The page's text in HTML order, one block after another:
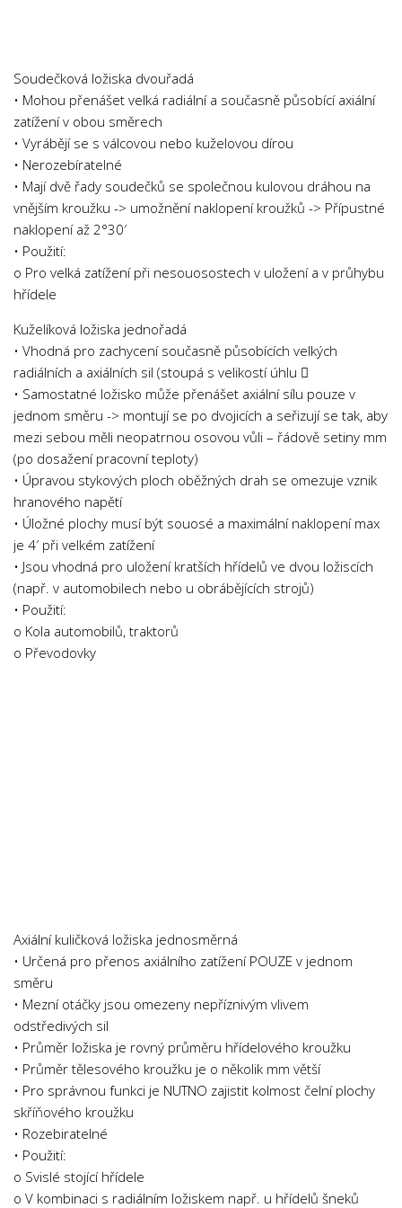
Ekologie
Ekonomie
Fyzika
Informatika
Jazyky
Management
Marketing
Němčina
Občanská nauka
Pedagogika
Právo
Psychologie a Sociologie
Společenské vědy
Technika
Účetnictví
Zdravotnictví
Zeměpis
Novinky
Soudečková ložiska dvouřadá
• Mohou přenášet velká radiální a současně působící axiální
zatížení v obou směrech
• Vyrábějí se s válcovou nebo kuželovou dírou
• Nerozebíratelné
• Mají dvě řady soudečků se společnou kulovou dráhou na
vnějším kroužku -> umožnění naklopení kroužků -> Přípustné
naklopení až 2°30′
• Použití:
o Pro velká zatížení při nesouosostech v uložení a v průhybu
hřídele
Kuželíková ložiska jednořadá
• Vhodná pro zachycení současně působících velkých
radiálních a axiálních sil (stoupá s velikostí úhlu 
• Samostatné ložisko může přenášet axiální sílu pouze v
jednom směru -> montují se po dvojicích a seřizují se tak, aby
mezi sebou měli neopatrnou osovou vůli – řádově setiny mm
(po dosažení pracovní teploty)
• Úpravou stykových ploch oběžných drah se omezuje vznik
hranového napětí
• Úložné plochy musí být souosé a maximální naklopení max
je 4′ při velkém zatížení
• Jsou vhodná pro uložení kratších hřídelů ve dvou ložiscích
(např. v automobilech nebo u obrábějících strojů)
• Použití:
o Kola automobilů, traktorů
o Převodovky
Axiální kuličková ložiska jednosměrná
• Určená pro přenos axiálního zatížení POUZE v jednom
směru
• Mezní otáčky jsou omezeny nepříznivým vlivem
odstředivých sil
• Průměr ložiska je rovný průměru hřídelového kroužku
• Průměr tělesového kroužku je o několik mm větší
• Pro správnou funkci je NUTNO zajistit kolmost čelní plochy
skříňového kroužku
• Rozebiratelné
• Použití:
o Svislé stojící hřídele
o V kombinaci s radiálním ložiskem např. u hřídelů šneků